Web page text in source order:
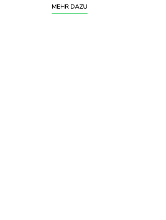
MEHR DAZU